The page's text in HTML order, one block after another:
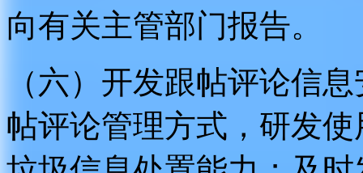
向有关主管部门报告。
（六）开发跟帖评论信
帖评论管理方式，研发